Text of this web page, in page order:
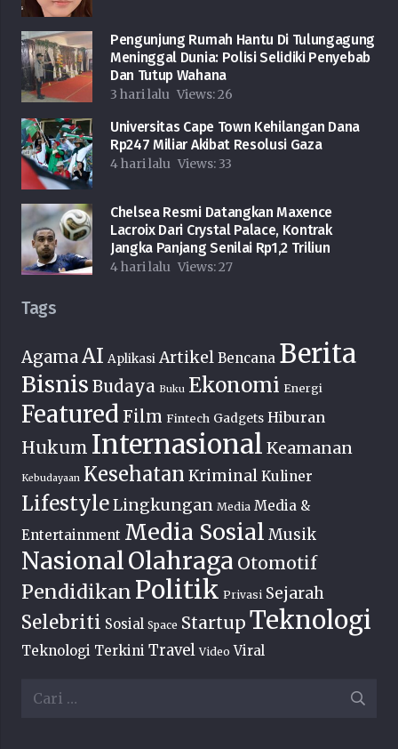
Pengunjung Rumah Hantu Di Tulungagung
Meninggal Dunia: Polisi Selidiki Penyebab
Dan Tutup Wahana
3 hari lalu Views:26
Universitas Cape Town Kehilangan Dana
Rp247 Miliar Akibat Resolusi Gaza
4 hari lalu Views: 33
Chelsea Resmi Datangkan Maxence
Lacroix Dari Crystal Palace, Kontrak
Jangka Panjang Senilai Rp1,2 Triliun
4 hari lalu Views:27
Tags
AgamaAI Aplikasi Artikel Bencana Berita
Bisnis Budaya Buku Ekonomi Energi
Featured Film Fintech Gadgets Hiburan
Hukum Internasional Keamanan
Kebudayaan Kesehatan Kriminal Kuliner
LifestyleLingkungan Media Media &
Entertainment Media Sosial Musik
NasionalOlahraga Otomotif
Pendidikan Politik Privasi Sejarah
Selebriti Sosial Space Startup Teknologi
Teknologi Terkini Travel Video Viral
Cari